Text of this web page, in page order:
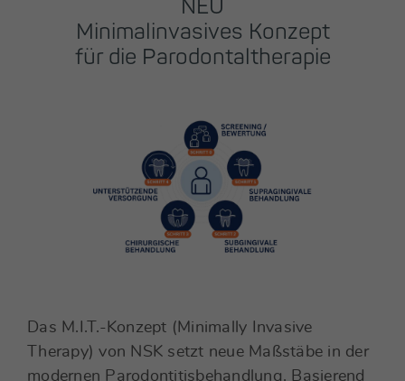
NEU
Minimalinvasives Konzept
für die Parodontaltherapie
Das M.I.T.-Konzept (Minimally Invasive
Therapy) von NSK setzt neue Maßstäbe in der
modernen Parodontitisbehandlung. Basierend